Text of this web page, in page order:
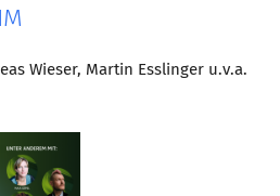
Wieser, Martin Esslinger u.v.a.